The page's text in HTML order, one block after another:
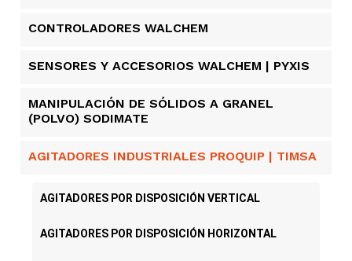
CONTROLADORES WALCHEM
SENSORES Y ACCESORIOS WALCHEM | PYXIS
MANIPULACIÓN DE SÓLIDOS A GRANEL
(POLVO) SODIMATE
AGITADORES INDUSTRIALES PROQUIP | TIMSA
AGITADORES POR DISPOSICIÓN VERTICAL
AGITADORES POR DISPOSICIÓN HORIZONTAL